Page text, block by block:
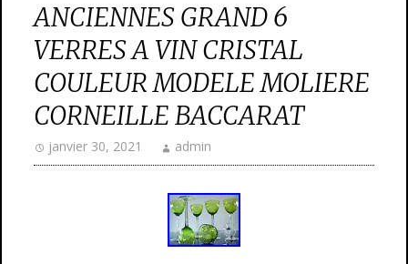
ANCIENNES GRAND 6
VERRES A VIN CRISTAL
COULEUR MODELE MOLIERE
CORNEILLE BACCARAT
janvier 30, 2021 admin